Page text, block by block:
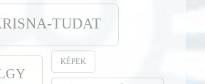
TUDAT
KÉPEK